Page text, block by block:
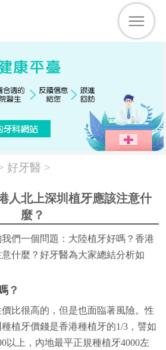
好牙醫 >
人北上深圳植牙應該注意什
麼？
們一個問題：大陸植牙好嗎？香港
什麼？好牙醫為大家總結分析如
？
比很高的，但是也面臨著風險。性
植牙價錢是香港種植牙的1/3，譬如
以上，內地最平正規種植牙4000左